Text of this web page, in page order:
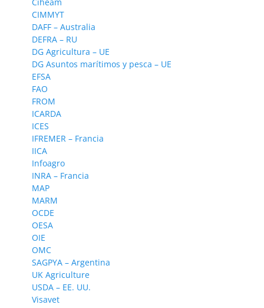
CIMMYT
DAFF – Australia
DEFRA – RU
DG Agricultura – UE
DG Asuntos marítimos y pesca – UE
EFSA
FAO
FROM
ICARDA
ICES
IFREMER – Francia
IICA
Infoagro
INRA – Francia
MAP
MARM
OCDE
OESA
OIE
OMC
SAGPYA – Argentina
UK Agriculture
USDA – EE. UU.
Visavet